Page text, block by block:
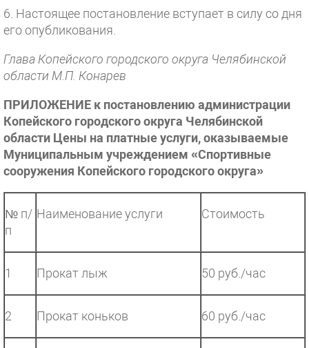
6. Настоящее постановление вступает в силу со дня
его опубликования.
Глава Копейского городского округа Челябинской
области М.П. Конарев
ПРИЛОЖЕНИЕ к постановлению администрации
Копейского городского округа Челябинской
области Цены на платные услуги, оказываемые
Муниципальным учреждением «Спортивные
сооружения Копейского городского округа»
№ п/
п
Наименование услуги Стоимость
1 Прокат лыж 50 руб./час
2 Прокат коньков 60 руб./час